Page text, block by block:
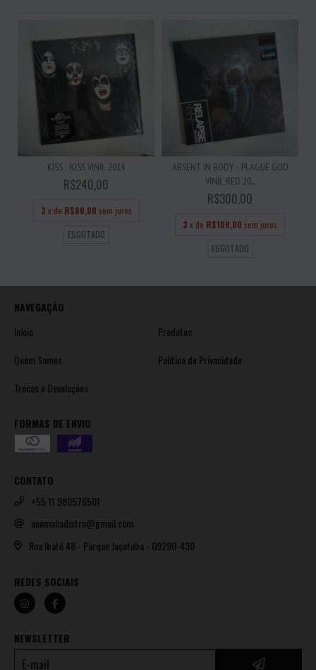
KISS - KISS VINIL 2014
R$240,00
3 x de R$80,00 sem juros
ESGOTADO
ABSENT IN BODY - PLAGUE GOD
VINIL RED 20...
R$300,00
3 x de R$100,00 sem juros
ESGOTADO
NAVEGAÇÃO
Início
Produtos
Quem Somos
Política de Privacidade
Trocas e Devoluções
FORMAS DE ENVIO
CONTATO
+55 11 980576501
anomaliadistro@gmail.com
Rua Ibaté 48 - Parque Jaçatuba - 09290-430
REDES SOCIAIS
NEWSLETTER